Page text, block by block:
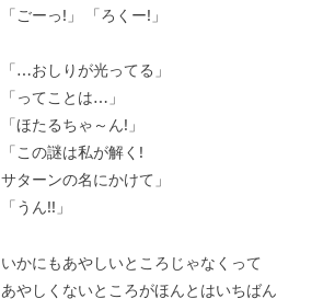
「ごーっ!」 「ろくー!」
「…おしりが光ってる」
「ってことは…」
「ほたるちゃ～ん!」
「この謎は私が解く!
サターンの名にかけて」
「うん!!」
いかにもあやしいところじゃなくって
あやしくないところがほんとはいちばん